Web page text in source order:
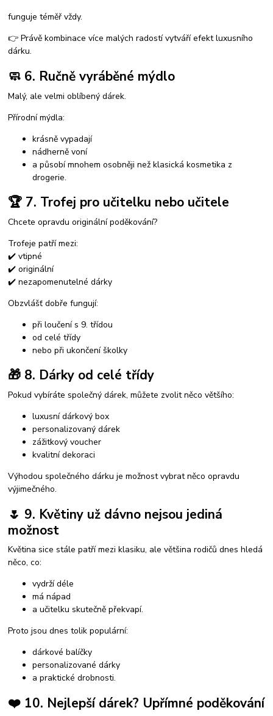
funguje téměř vždy.
👉 Právě kombinace více malých radostí vytváří efekt luxusního
dárku.
🧼 6. Ručně vyráběné mýdlo
Malý, ale velmi oblíbený dárek.
Přírodní mýdla:
krásně vypadají
nádherně voní
a působí mnohem osobněji než klasická kosmetika z
drogerie.
🏆 7. Trofej pro učitelku nebo učitele
Chcete opravdu originální poděkování?
Trofeje patří mezi:
✔️ vtipné
✔️ originální
✔️ nezapomenutelné dárky
Obzvlášť dobře fungují:
při loučení s 9. třídou
od celé třídy
nebo při ukončení školky
🎁 8. Dárky od celé třídy
Pokud vybíráte společný dárek, můžete zvolit něco většího:
luxusní dárkový box
personalizovaný dárek
zážitkový voucher
kvalitní dekoraci
Výhodou společného dárku je možnost vybrat něco opravdu
výjimečného.
🌷 9. Květiny už dávno nejsou jediná
možnost
Květina sice stále patří mezi klasiku, ale většina rodičů dnes hledá
něco, co:
vydrží déle
má nápad
a učitelku skutečně překvapí.
Proto jsou dnes tolik populární:
dárkové balíčky
personalizované dárky
a praktické drobnosti.
❤️ 10. Nejlepší dárek? Upřímné poděkování